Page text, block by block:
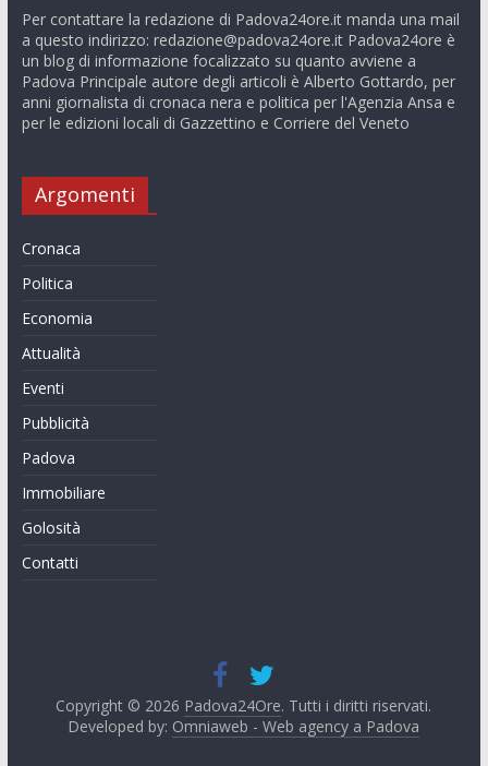
Per contattare la redazione di Padova24ore.it manda una mail
a questo indirizzo: redazione@padova24ore.itPadova24ore è
un blog di informazione focalizzato su quanto avviene a
Padova Principale autore degli articoli è Alberto Gottardo, per
anni giornalista di cronaca nera e politica per l'Agenzia Ansa e
per le edizioni locali di Gazzettino e Corriere del Veneto
Argomenti
Cronaca
Politica
Economia
Attualità
Eventi
Pubblicità
Padova
Immobiliare
Golosità
Contatti
Copyright © 2026 Padova24Ore. Tutti i diritti riservati.
Developed by: Omniaweb - Web agency a Padova